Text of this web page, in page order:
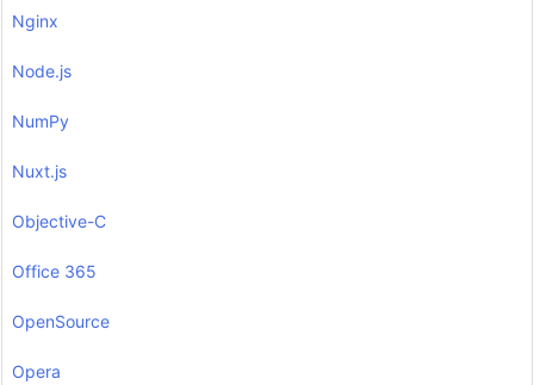
Nginx
Node.js
NumPy
Nuxt.js
Objective-C
Office 365
OpenSource
Opera